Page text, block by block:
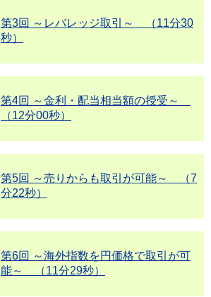
第3回 ～レバレッジ取引～ （11分30
秒）
第4回 ～金利・配当相当額の授受～
（12分00秒）
第5回 ～売りからも取引が可能～ （7
分22秒）
第6回 ～海外指数を円価格で取引が可
能～ （11分29秒）